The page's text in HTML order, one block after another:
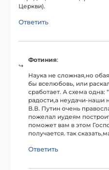
Церкви).
Ответить
Фотиния:
Наука не сложная,но
бы вселюбовь, или
сработает. А схема
радости,а неудачи-наши
В.В. Путин очень
пожелал иудеям
поможет вам в этом
получается. так
Ответить